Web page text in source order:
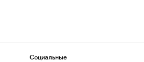
Социальные